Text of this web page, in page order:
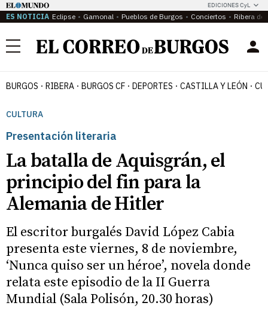
EDICIONES CyL
ES NOTICIA Eclipse Gamonal Pueblos de Burgos Conciertos Ribera del
Menú
BURGOS RIBERA BURGOS CF DEPORTES CASTILLA Y LEÓN
CULTURA
Presentación literaria
La batalla de Aquisgrán, el
principio del fin para la
Alemania de Hitler
El escritor burgalés David López Cabia
presenta este viernes, 8 de noviembre,
‘Nunca quiso ser un héroe’, novela donde
relata este episodio de la II Guerra
Mundial (Sala Polisón, 20.30 horas)